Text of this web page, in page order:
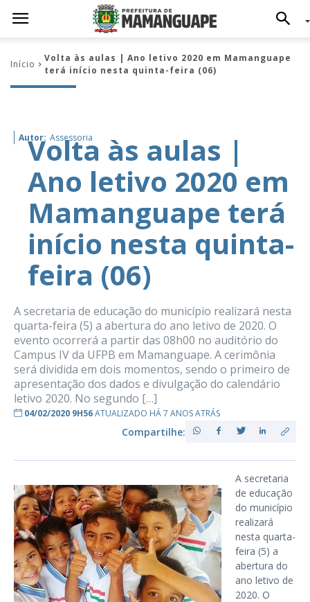
Início
Volta às aulas | Ano letivo 2020 em Mamanguape
terá início nesta quinta-feira (06)
Autor: Assessoria
Volta às aulas |
Ano letivo 2020 em
Mamanguape terá
início nesta quinta-
feira (06)
A secretaria de educação do município realizará nesta
quarta-feira (5) a abertura do ano letivo de 2020. O
evento ocorrerá a partir das 08h00 no auditório do
Campus IV da UFPB em Mamanguape. A cerimônia
será dividida em dois momentos, sendo o primeiro de
apresentação dos dados e divulgação do calendário
letivo 2020. No segundo […]
04/02/2020 9H56ATUALIZADO HÁ 7 ANOS ATRÁS
Compartilhe:
A secretaria
de educação
do município
realizará
nesta quarta-
feira (5) a
abertura do
ano letivo de
2020. O